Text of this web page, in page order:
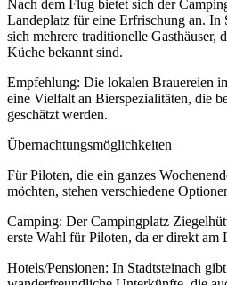
Nach dem Flug bietet sich der
Landeplatz für eine Erfrischung an. In
sich mehrere traditionelle Gasthäuser,
Küche bekannt sind.
Empfehlung: Die lokalen Brauereien
eine Vielfalt an Bierspezialitäten, die
geschätzt werden.
Übernachtungsmöglichkeiten
Für Piloten, die ein ganzes
möchten, stehen verschiedene
Camping: Der Campingplatz
erste Wahl für Piloten, da er direkt am
Hotels/Pensionen: In Stadtsteinach